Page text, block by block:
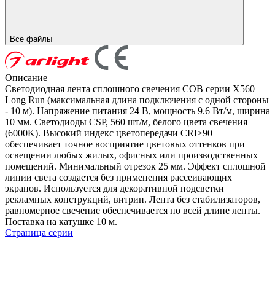
Все файлы
Описание
Светодиодная лента сплошного свечения COB серии X560
Long Run (максимальная длина подключения с одной стороны
- 10 м). Напряжение питания 24 В, мощность 9.6 Вт/м, ширина
10 мм. Светодиоды CSP, 560 шт/м, белого цвета свечения
(6000K). Высокий индекс цветопередачи CRI>90
обеспечивает точное восприятие цветовых оттенков при
освещении любых жилых, офисных или производственных
помещений. Минимальный отрезок 25 мм. Эффект сплошной
линии света создается без применения рассеивающих
экранов. Используется для декоративной подсветки
рекламных конструкций, витрин. Лента без стабилизаторов,
равномерное свечение обеспечивается по всей длине ленты.
Поставка на катушке 10 м.
Страница серии